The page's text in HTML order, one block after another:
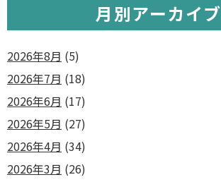
月別アーカイブ
2026年8月 (5)
2026年7月 (18)
2026年6月 (17)
2026年5月 (27)
2026年4月 (34)
2026年3月 (26)